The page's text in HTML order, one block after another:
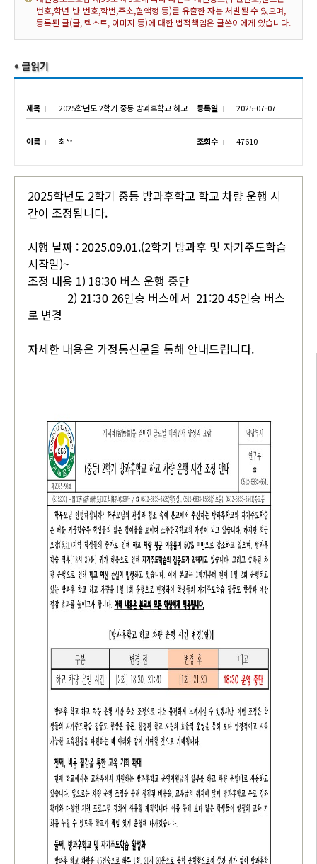
번호,학년-반-번호,학번,주소,혈액형 등)를 유출한 자는 처벌될 수 있으며,
등록된 글(글, 텍스트, 이미지 등)에 대한 법적책임은 글쓴이에게 있습니다.
제목 2025학년도 2학기 중등 방과후학교 하교 차량 운행 시간 조정 안내등록일 2025-07-07
이름 최** 조회수 47610
2025학년도 2학기 중등 방과후학교 학교 차량 운행 시
간이 조정됩니다.
시행 날짜 : 2025.09.01.(2학기 방과후 및 자기주도학습
시작일)~
조정 내용 1) 18:30 버스 운행 중단
2) 21:30 26인승 버스에서 21:20 45인승 버스
로 변경
자세한 내용은 가정통신문을 통해 안내드립니다.